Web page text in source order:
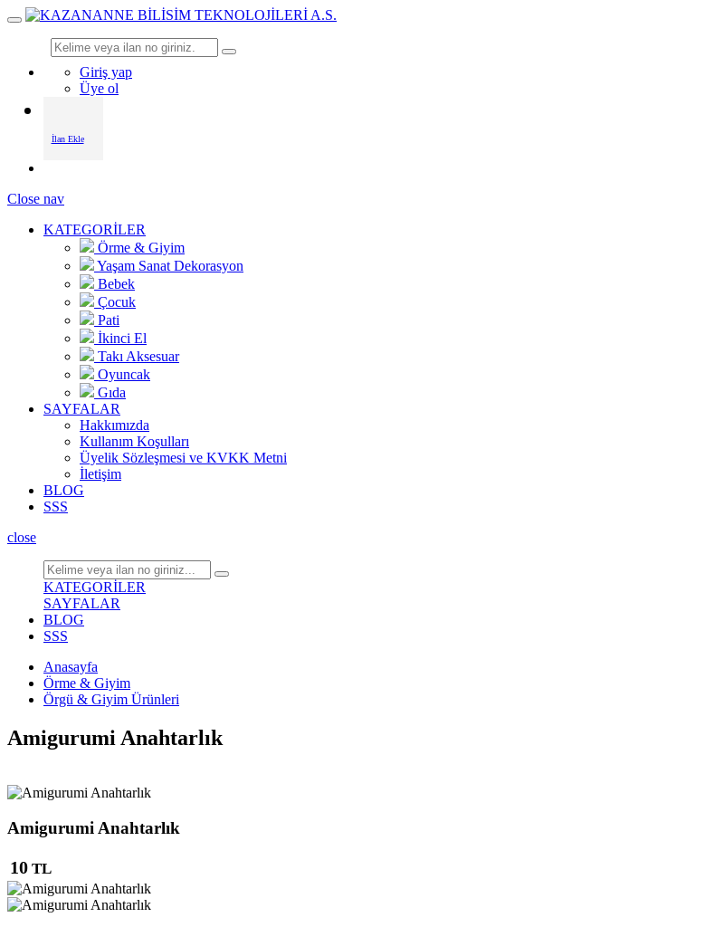
Giriş yap
Üye ol
İlan Ekle
Close nav
KATEGORİLER
Örme & Giyim
Yaşam Sanat Dekorasyon
Bebek
Çocuk
Pati
İkinci El
Takı Aksesuar
Oyuncak
Gıda
SAYFALAR
Hakkımızda
Kullanım Koşulları
Üyelik Sözleşmesi ve KVKK Metni
İletişim
BLOG
SSS
close
KATEGORİLER
SAYFALAR
BLOG
SSS
Anasayfa
Örme & Giyim
Örgü & Giyim Ürünleri
Amigurumi Anahtarlık
Amigurumi Anahtarlık
10 TL